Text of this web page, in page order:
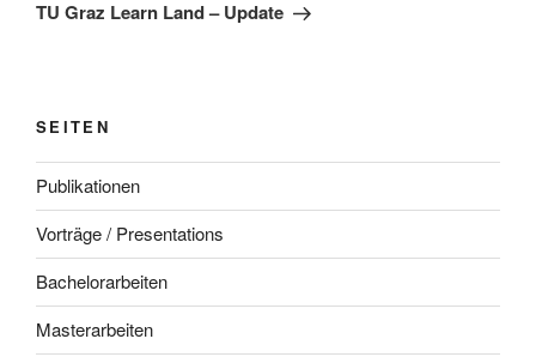
TU Graz Learn Land – Update
SEITEN
Publikationen
Vorträge / Presentations
Bachelorarbeiten
Masterarbeiten